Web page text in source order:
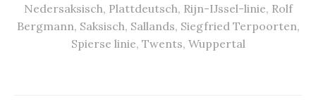
Nedersaksisch, Plattdeutsch, Rijn-IJssel-linie, Rolf
Bergmann, Saksisch, Sallands, Siegfried Terpoorten,
Spierse linie, Twents, Wuppertal